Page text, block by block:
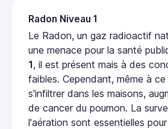
Radon Niveau 1
Le Radon, un gaz radioactif
une menace pour la santé
1, il est présent mais à des
faibles. Cependant, même à
s'infiltrer dans les maisons,
de cancer du poumon. La
l'aération sont essentielles